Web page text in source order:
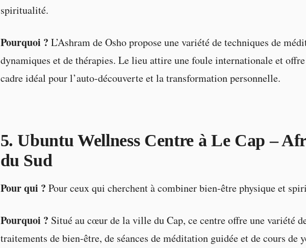
spiritualité.
Pourquoi ? L’Ashram de Osho propose une variété de techniques de
dynamiques et de thérapies. Le lieu attire une foule internationale et
cadre idéal pour l’auto-découverte et la transformation personnelle.
5. Ubuntu Wellness Centre à Le Cap –
du Sud
Pour qui ? Pour ceux qui cherchent à combiner bien-être physique et
Pourquoi ? Situé au cœur de la ville du Cap, ce centre offre une variété
traitements de bien-être, de séances de méditation guidée et de cours de